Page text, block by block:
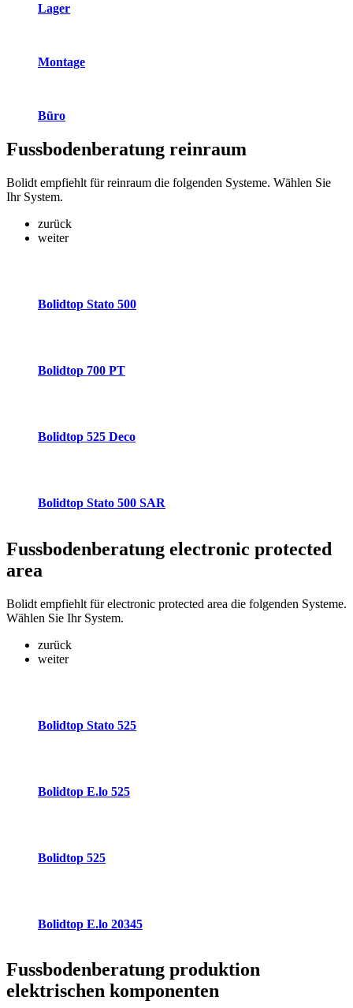
Lager
Montage
Büro
Fussbodenberatung reinraum
Bolidt empfiehlt für reinraum die folgenden Systeme. Wählen Sie
Ihr System.
zurück
weiter
Bolidtop Stato 500
Bolidtop 700 PT
Bolidtop 525 Deco
Bolidtop Stato 500 SAR
Fussbodenberatung electronic protected
area
Bolidt empfiehlt für electronic protected area die folgenden Systeme.
Wählen Sie Ihr System.
zurück
weiter
Bolidtop Stato 525
Bolidtop E.lo 525
Bolidtop 525
Bolidtop E.lo 20345
Fussbodenberatung produktion
elektrischen komponenten